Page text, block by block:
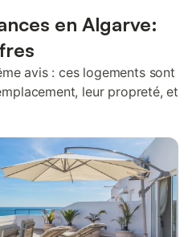
en Algarve:
avis : ces logements sont
leur propreté, et